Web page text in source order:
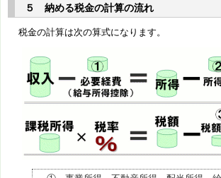
５ 納める税金の計算の流れ
税金の計算は次の算式になります。